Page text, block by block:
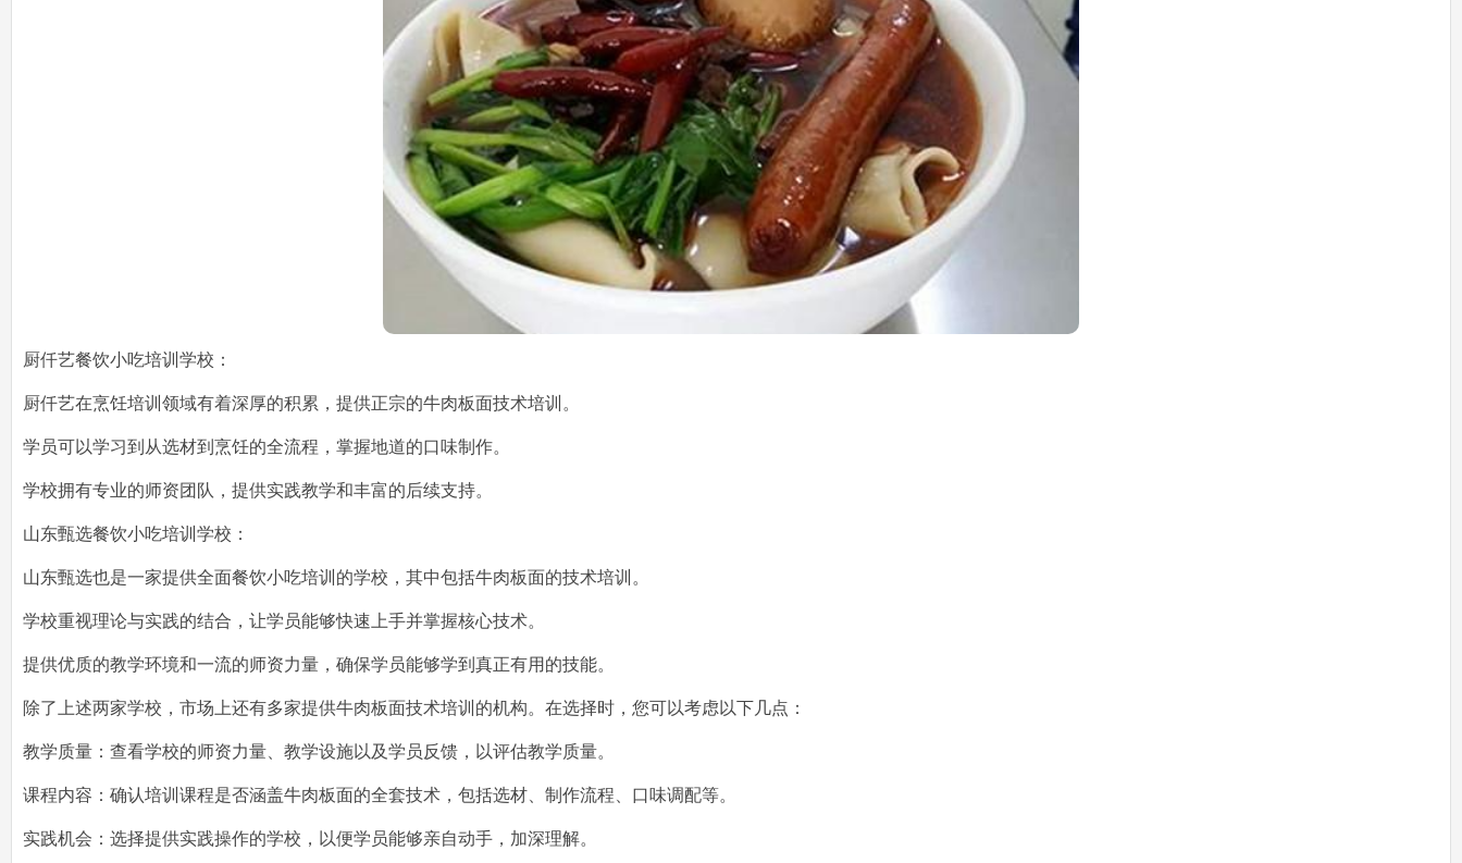
厨仟艺餐饮小吃培训学校：
厨仟艺在烹饪培训领域有着深厚的积累，提供正宗的牛肉板面技术培训。
学员可以学习到从选材到烹饪的全流程，掌握地道的口味制作。
学校拥有专业的师资团队，提供实践教学和丰富的后续支持。
山东甄选餐饮小吃培训学校：
山东甄选也是一家提供全面餐饮小吃培训的学校，其中包括牛肉板面的技术培训。
学校重视理论与实践的结合，让学员能够快速上手并掌握核心技术。
提供优质的教学环境和一流的师资力量，确保学员能够学到真正有用的技能。
除了上述两家学校，市场上还有多家提供牛肉板面技术培训的机构。在选择时，您可以考虑以下几点：
教学质量：查看学校的师资力量、教学设施以及学员反馈，以评估教学质量。
课程内容：确认培训课程是否涵盖牛肉板面的全套技术，包括选材、制作流程、口味调配等。
实践机会：选择提供实践操作的学校，以便学员能够亲自动手，加深理解。